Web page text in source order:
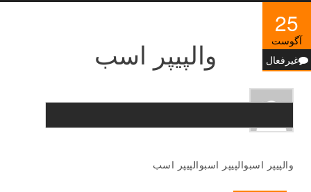
25
آگوست
غیرفعال
والپیپر اسب
والپیپر اسبوالپیپر اسبوالپیپر اسب